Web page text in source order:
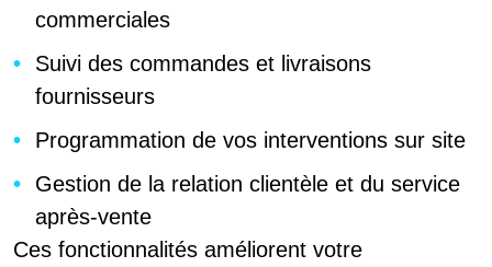
commerciales
Suivi des commandes et livraisons
fournisseurs
Programmation de vos interventions sur site
Gestion de la relation clientèle et du service
après-vente
Ces fonctionnalités améliorent votre